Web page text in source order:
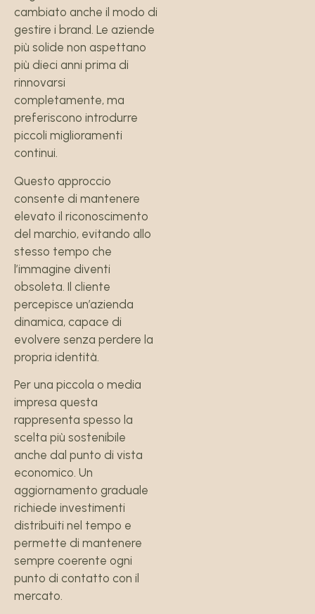
cambiato anche il modo di
gestire i brand. Le aziende
più solide non aspettano
più dieci anni prima di
rinnovarsi
completamente, ma
preferiscono introdurre
piccoli miglioramenti
continui.
Questo approccio
consente di mantenere
elevato il riconoscimento
del marchio, evitando allo
stesso tempo che
l’immagine diventi
obsoleta. Il cliente
percepisce un’azienda
dinamica, capace di
evolvere senza perdere la
propria identità.
Per una piccola o media
impresa questa
rappresenta spesso la
scelta più sostenibile
anche dal punto di vista
economico. Un
aggiornamento graduale
richiede investimenti
distribuiti nel tempo e
permette di mantenere
sempre coerente ogni
punto di contatto con il
mercato.